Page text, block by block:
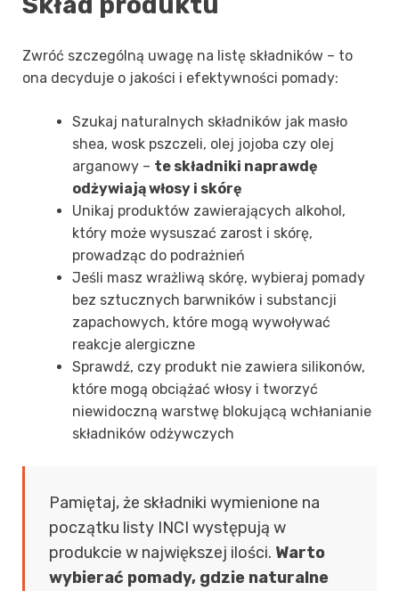
Zwróć szczególną uwagę na listę składników – to
ona decyduje o jakości i efektywności pomady:
Szukaj naturalnych składników jak masło
shea, wosk pszczeli, olej jojoba czy olej
arganowy – te składniki naprawdę
odżywiają włosy i skórę
Unikaj produktów zawierających alkohol,
który może wysuszać zarost i skórę,
prowadząc do podrażnień
Jeśli masz wrażliwą skórę, wybieraj pomady
bez sztucznych barwników i substancji
zapachowych, które mogą wywoływać
reakcje alergiczne
Sprawdź, czy produkt nie zawiera silikonów,
które mogą obciążać włosy i tworzyć
niewidoczną warstwę blokującą wchłanianie
składników odżywczych
Pamiętaj, że składniki wymienione na
początku listy INCI występują w
produkcie w największej ilości. Warto
wybierać pomady, gdzie naturalne